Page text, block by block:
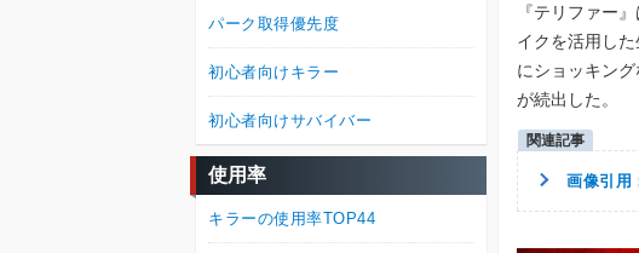
『テリファー
イクを活用し
にショッキン
が続出した。
画像引用
パーク取得優先度
初心者向けキラー
初心者向けサバイバー
使用率
キラーの使用率TOP44